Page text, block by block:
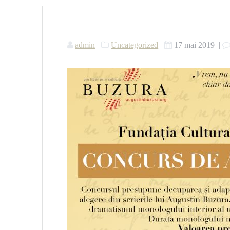
admin Uncategorized 17 mai 2019 |